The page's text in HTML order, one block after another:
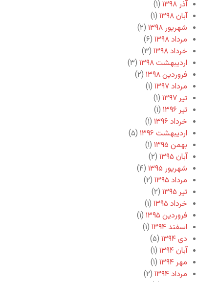
آذر ۱۳۹۸
(۱)
آبان ۱۳۹۸
(۱)
شهریور ۱۳۹۸
(۲)
مرداد ۱۳۹۸
(۶)
خرداد ۱۳۹۸
(۳)
اردیبهشت ۱۳۹۸
(۳)
فروردین ۱۳۹۸
(۲)
مرداد ۱۳۹۷
(۱)
تیر ۱۳۹۷
(۱)
تیر ۱۳۹۶
(۱)
خرداد ۱۳۹۶
(۱)
اردیبهشت ۱۳۹۶
(۵)
بهمن ۱۳۹۵
(۱)
آبان ۱۳۹۵
(۲)
شهریور ۱۳۹۵
(۴)
مرداد ۱۳۹۵
(۲)
تیر ۱۳۹۵
(۲)
خرداد ۱۳۹۵
(۱)
فروردین ۱۳۹۵
(۱)
اسفند ۱۳۹۴
(۱)
دی ۱۳۹۴
(۵)
آبان ۱۳۹۴
(۱)
مهر ۱۳۹۴
(۱)
مرداد ۱۳۹۴
(۲)